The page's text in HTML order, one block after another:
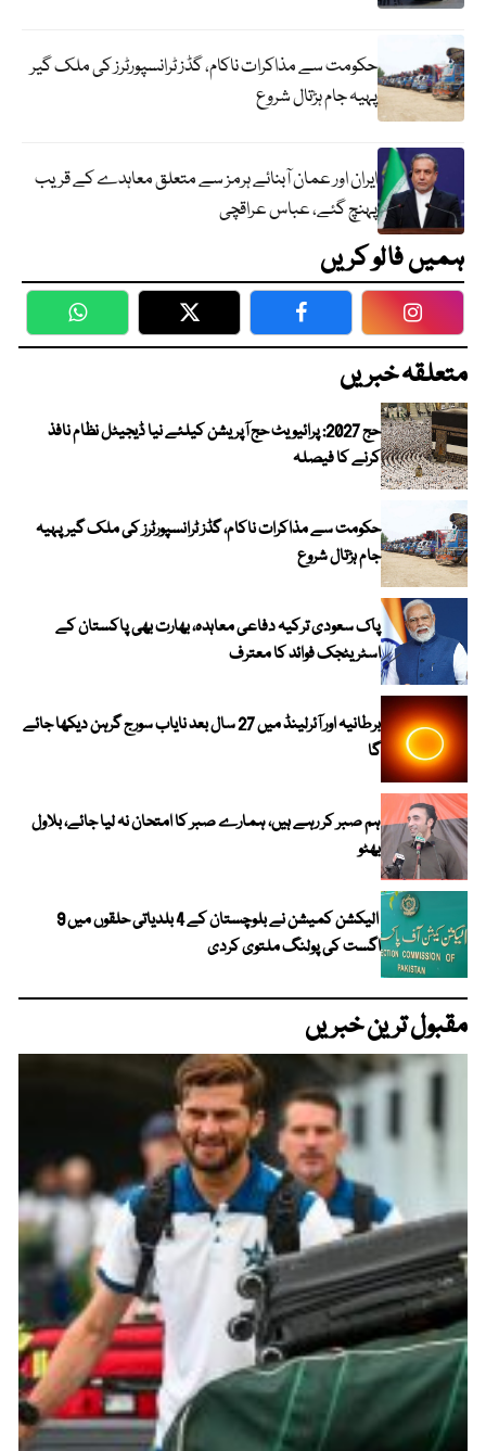
حکومت سے مذاکرات ناکام، گڈز ٹرانسپورٹرز کی ملک گیر
پہیہ جام ہڑتال شروع
ایران اور عمان آبنائے ہرمز سے متعلق معاہدے کے قریب
پہنچ گئے، عباس عراقچی
ہمیں فالو کریں
WhatsApp Twitter Facebook
متعلقہ خبریں
حج 2027: پرائیویٹ حج آپریشن کیلئے نیا ڈیجیٹل نظام نافذ
کرنے کا فیصلہ
حکومت سے مذاکرات ناکام، گڈز ٹرانسپورٹرز کی ملک گیر پہیہ
جام ہڑتال شروع
پاک سعودی ترکیہ دفاعی معاہدہ، بھارت بھی پاکستان کے
اسٹریٹجک فوائد کا معترف
برطانیہ اور آئرلینڈ میں 27 سال بعد نایاب سورج گرہن دیکھا جائے
گا
ہم صبر کر رہے ہیں، ہمارے صبر کا امتحان نہ لیا جائے، بلاول
بھٹو
الیکشن کمیشن نے بلوچستان کے 4 بلدیاتی حلقوں میں 9
اگست کی پولنگ ملتوی کردی
مقبول ترین خبریں